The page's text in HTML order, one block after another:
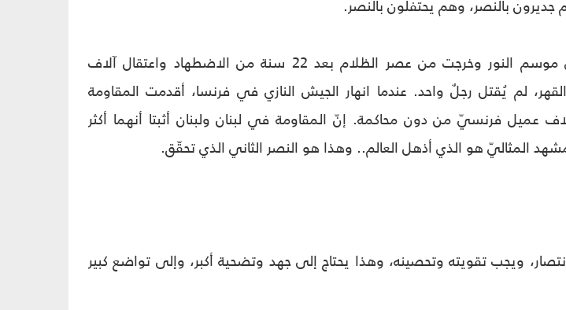
بالنصر، وهم يحتفلون بالنصر.
لقد دخلت هذه المنطقة بعد الاحتلال في موسم النور وخرجت من عصر الظلام بعد 22 سنة من الاضطهاد واعتقال آلاف
لم يُقتل رجلٌ واحد. عندما انهار الجيش النازي في فرنسا، أقدمت المقاومة
عميل فرنسيّ من دون محاكمة. إنّ المقاومة في لبنان ولبنان أثبتا أنهما أكثر
المثاليّ هو الذي أذهل العالم.. وهذا هو النصر الثاني الذي تحقّق.
ويجب تقويته وتحصينه، وهذا يحتاج إلى جهد وتضحية أكبر، وإلى تواضع كبير